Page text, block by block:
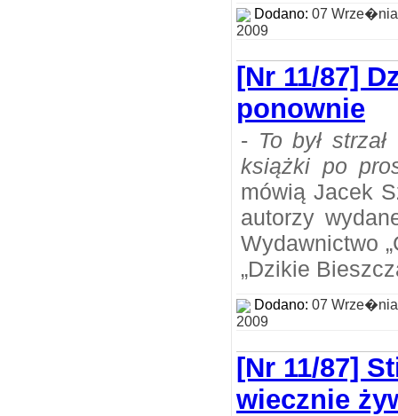
Dodano: 07 Wrze�nia
2009
[Nr 11/87]
ponownie
- To był
książki po
mówią Jacek
autorzy
Wydawnictwo
„Dzikie
Dodano: 07 Wrze�nia
2009
[Nr 11/87]
wiecznie